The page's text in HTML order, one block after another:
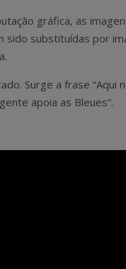
gráfica, as
sido substituídas por
Surge a frase
apoia as Bleues”.